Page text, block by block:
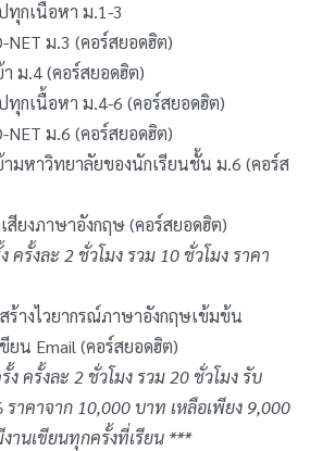
ทุกเนื้อหา ม.1-3
NET ม.3 (คอร์สยอดฮิต)
ม.4 (คอร์สยอดฮิต)
ทุกเนื้อหา ม.4-6 (คอร์สยอดฮิต)
NET ม.6 (คอร์สยอดฮิต)
ามหาวิทยาลัยของนักเรียนชั้น ม.6 (คอร์ส
สียงภาษาอังกฤษ (คอร์สยอดฮิต)
ครั้งละ 2 ชั่วโมง รวม 10 ชั่วโมง ราคา
ร้างไวยากรณ์ภาษาอังกฤษเข้มข้น
ยน Email (คอร์สยอดฮิต)
ง ครั้งละ 2 ชั่วโมง รวม 20 ชั่วโมง รับ
าคาจาก 10,000 บาท เหลือเพียง 9,000
านเขียนทุกครั้งที่เรียน ***